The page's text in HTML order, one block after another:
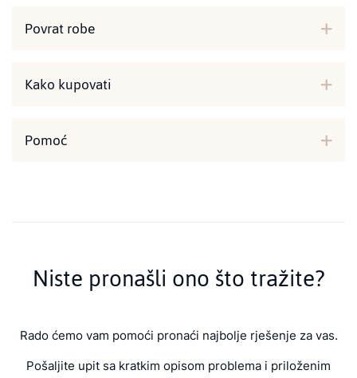
Povrat robe
Kako kupovati
Pomoć
Niste pronašli ono što tražite?
Rado ćemo vam pomoći pronaći najbolje rješenje za vas.
Pošaljite upit sa kratkim opisom problema i priloženim